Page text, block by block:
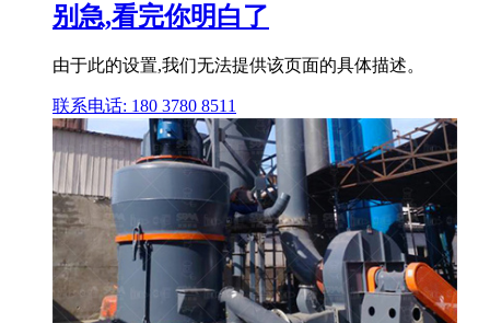
别急,看完你明白了
由于此的设置,我们无法提供该页面的具体描述。
联系电话: 180 3780 8511